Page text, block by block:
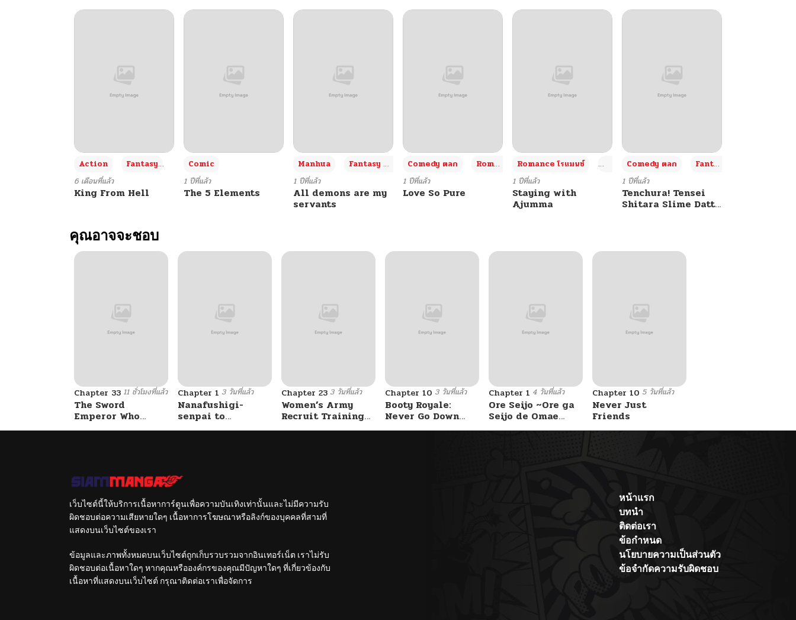
Action Fantasy
6 เดือนที่แล้ว
King From Hell
Comic
1 ปีที่แล้ว
The 5 Elements
Manhua Fantasy แฟนตาซี +3
1 ปีที่แล้ว
All demons are my
servants
Comedy ตลก Romance โรแมนซ์ +4
1 ปีที่แล้ว
Love So Pure
Romance โรแมนซ์ Adult ผู้ใหญ่ +4
1 ปีที่แล้ว
Staying with
Ajumma
Comedy ตลก Fantasy แฟนตาซี
1 ปีที่แล้ว
Tenchura! Tensei
Shitara Slime Datta
คุณอาจจะชอบ
Chapter 33 11 ชั่วโมงที่แล้ว
The Sword
Emperor Who
Surpasses His
Chapter 1 3 วันที่แล้ว
Nanafushigi-
senpai to
Tetsujin-kun
Chapter 23 3 วันที่แล้ว
Women’s Army
Recruit Training
Center
Chapter 10 3 วันที่แล้ว
Booty Royale:
Never Go Down
Without A Fight!
Chapter 1 4 วันที่แล้ว
Ore Seijo ~Ore ga
Seijo de Omae
Akuyaku Reijou
Chapter 10 5 วันที่แล้ว
Never Just
Friends
เว็บไซต์นี้ให้บริการเนื้อหาการ์ตูนเพื่อความบันเทิงเท่านั้นและไม่มีความรับ
ผิดชอบต่อความเสียหายใดๆ เนื้อหาการโฆษณาหรือลิงก์ของบุคคลที่สามที่
แสดงบนเว็บไซต์ของเรา
ข้อมูลและภาพทั้งหมดบนเว็บไซต์ถูกเก็บรวบรวมจากอินเทอร์เน็ต เราไม่รับ
ผิดชอบต่อเนื้อหาใดๆ หากคุณหรือองค์กรของคุณมีปัญหาใดๆ ที่เกี่ยวข้องกับ
เนื้อหาที่แสดงบนเว็บไซต์ กรุณาติดต่อเราเพื่อจัดการ
หน้าแรก
บทนำ
ติดต่อเรา
ข้อกำหนด
นโยบายความเป็นส่วนตัว
ข้อจำกัดความรับผิดชอบ